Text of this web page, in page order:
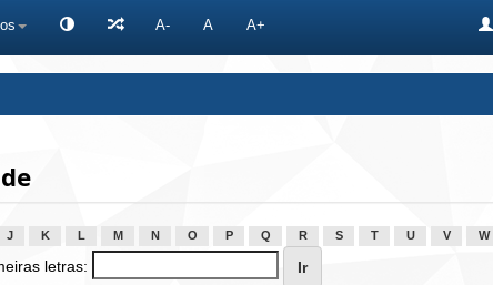
A- A A+
J K L M N O P Q R S T U V W
letras: